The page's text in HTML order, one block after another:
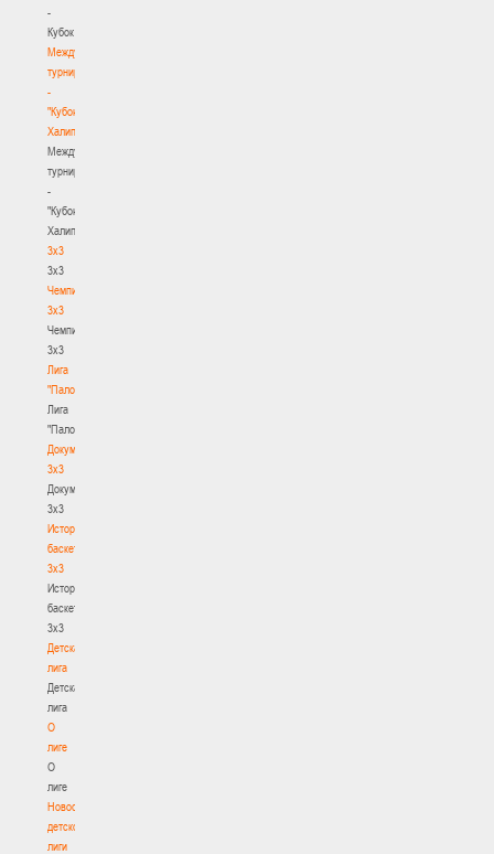
-
Кубок
Международный
турнир
-
"Кубок
Халипского"
Международный
турнир
-
"Кубок
Халипского"
3x3
3x3
Чемпионат
3х3
Чемпионат
3х3
Лига
"Палова"
Лига
"Палова"
Документы
3х3
Документы
3х3
История
баскетбола
3х3
История
баскетбола
3х3
Детская
лига
Детская
лига
О
лиге
О
лиге
Новости
детской
лиги